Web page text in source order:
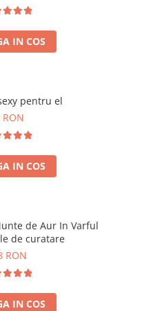
IN COS
pentru el
RON
IN COS
de Aur In Varful
de curatare
RON
IN COS